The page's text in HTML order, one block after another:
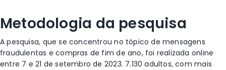
Metodologia da pesquisa
A pesquisa, que se concentrou no tópico de mensagens
fraudulentas e compras de fim de ano, foi realizada online
entre 7 e 21 de setembro de 2023. 7.130 adultos, com mais